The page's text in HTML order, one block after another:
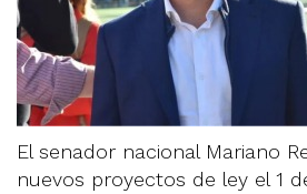
El senador nacional Mariano
nuevos proyectos de ley el 1